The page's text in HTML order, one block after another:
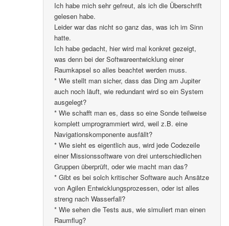
Ich habe mich sehr gefreut, als ich die Überschrift
gelesen habe.
Leider war das nicht so ganz das, was ich im Sinn
hatte.
Ich habe gedacht, hier wird mal konkret gezeigt,
was denn bei der Softwareentwicklung einer
Raumkapsel so alles beachtet werden muss.
* Wie stellt man sicher, dass das Ding am Jupiter
auch noch läuft, wie redundant wird so ein System
ausgelegt?
* Wie schafft man es, dass so eine Sonde teilweise
komplett umprogrammiert wird, weil z.B. eine
Navigationskomponente ausfällt?
* Wie sieht es eigentlich aus, wird jede Codezeile
einer Missionssoftware von drei unterschiedlichen
Gruppen überprüft, oder wie macht man das?
* Gibt es bei solch kritischer Software auch Ansätze
von Agilen Entwicklungsprozessen, oder ist alles
streng nach Wasserfall?
* Wie sehen die Tests aus, wie simuliert man einen
Raumflug?